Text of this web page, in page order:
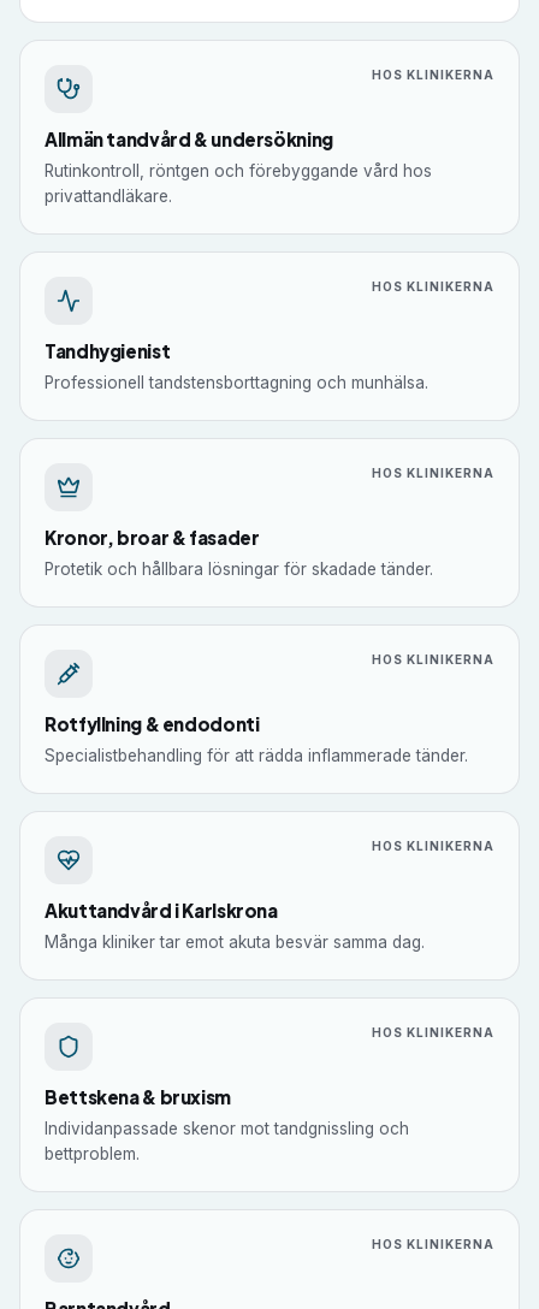
HOS KLINIKERNA
Allmän tandvård & undersökning
Rutinkontroll, röntgen och förebyggande vård hos
privattandläkare.
HOS KLINIKERNA
Tandhygienist
Professionell tandstensborttagning och munhälsa.
HOS KLINIKERNA
Kronor, broar & fasader
Protetik och hållbara lösningar för skadade tänder.
HOS KLINIKERNA
Rotfyllning & endodonti
Specialistbehandling för att rädda inflammerade tänder.
HOS KLINIKERNA
Akuttandvård i Karlskrona
Många kliniker tar emot akuta besvär samma dag.
HOS KLINIKERNA
Bettskena & bruxism
Individanpassade skenor mot tandgnissling och
bettproblem.
HOS KLINIKERNA